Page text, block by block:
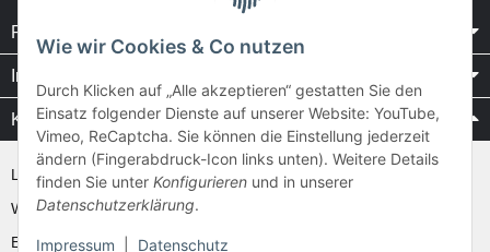
Rechtliches
Informationen
Kataloge / Videos
Layher Videos und Downloads
WAKÜ
Ernst
Wie wir Cookies & Co nutzen
Durch Klicken auf „Alle akzeptieren“ gestatten Sie den
Einsatz folgender Dienste auf unserer Website: YouTube,
Vimeo, ReCaptcha. Sie können die Einstellung jederzeit
ändern (Fingerabdruck-Icon links unten). Weitere Details
finden Sie unter Konfigurieren und in unserer
Datenschutzerklärung.
Impressum Datenschutz